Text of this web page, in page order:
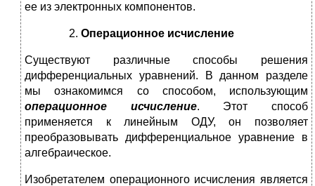
ее из электронных компонентов.
Операционное исчисление
Существуют различные способы решения
дифференциальных уравнений. В данном разделе
мы ознакомимся со способом, использующим
операционное исчисление. Этот способ
применяется к линейным ОДУ, он позволяет
преобразовывать дифференциальное уравнение в
алгебраическое.
Изобретателем операционного исчисления является